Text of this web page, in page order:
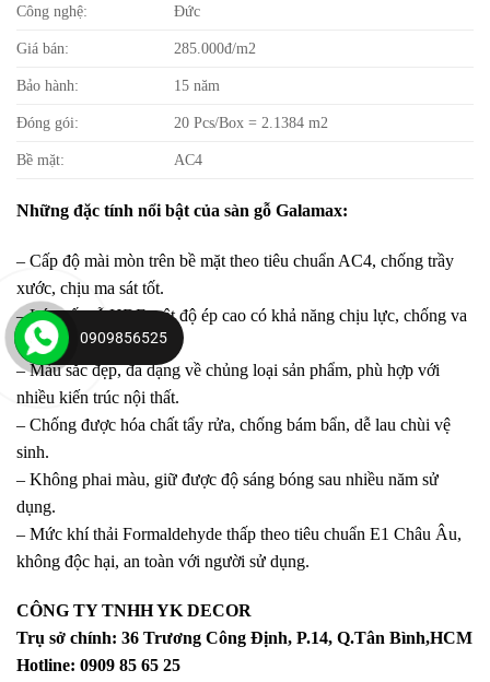
Công nghệ: Đức
Giá bán: 285.000đ/m2
Bảo hành: 15 năm
Đóng gói: 20 Pcs/Box = 2.1384 m2
Bề mặt: AC4
Những đặc tính nổi bật của sàn gỗ Galamax:
– Cấp độ mài mòn trên bề mặt theo tiêu chuẩn AC4, chống trầy
xước, chịu ma sát tốt.
– Lớp cốt gỗ HDF mật độ ép cao có khả năng chịu lực, chống va
đập tốt.
– Màu sắc đẹp, đa dạng về chủng loại sản phẩm, phù hợp với
nhiều kiến trúc nội thất.
– Chống được hóa chất tẩy rửa, chống bám bẩn, dễ lau chùi vệ
sinh.
– Không phai màu, giữ được độ sáng bóng sau nhiều năm sử
dụng.
– Mức khí thải Formaldehyde thấp theo tiêu chuẩn E1 Châu Âu,
không độc hại, an toàn với người sử dụng.
CÔNG TY TNHH YK DECOR
Trụ sở chính: 36 Trương Công Định, P.14, Q.Tân Bình,HCM
Hotline: 0909 85 65 25
0909856525